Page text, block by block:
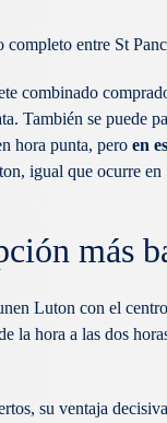
completo entre St
combinado
También se puede
hora punta, pero en
igual que ocurre en
más
Luton con el
la hora a las dos
su ventaja